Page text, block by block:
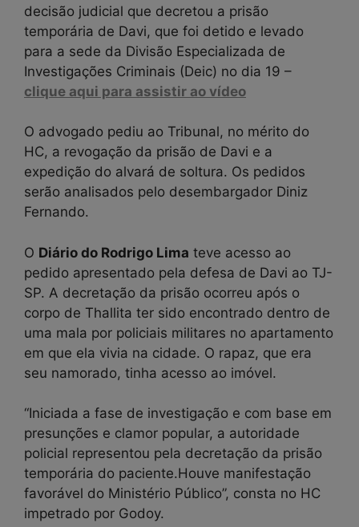
decisão judicial que decretou a prisão
temporária de Davi, que foi detido e levado
para a sede da Divisão Especializada de
Investigações Criminais (Deic) no dia 19 –
clique aqui para assistir ao vídeo
O advogado pediu ao Tribunal, no mérito do
HC, a revogação da prisão de Davi e a
expedição do alvará de soltura. Os pedidos
serão analisados pelo desembargador Diniz
Fernando.
O Diário do Rodrigo Lima teve acesso ao
pedido apresentado pela defesa de Davi ao TJ-
SP. A decretação da prisão ocorreu após o
corpo de Thallita ter sido encontrado dentro de
uma mala por policiais militares no apartamento
em que ela vivia na cidade. O rapaz, que era
seu namorado, tinha acesso ao imóvel.
“Iniciada a fase de investigação e com base em
presunções e clamor popular, a autoridade
policial representou pela decretação da prisão
temporária do paciente.Houve manifestação
favorável do Ministério Público”, consta no HC
impetrado por Godoy.